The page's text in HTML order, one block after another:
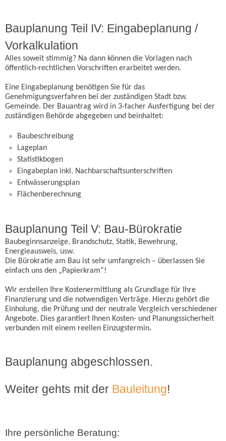
Bauplanung Teil IV: Eingabeplanung /
Vorkalkulation
Alles soweit stimmig? Na dann können die Vorlagen nach
öffentlich-rechtlichen Vorschriften erarbeitet werden.
Eine Eingabeplanung benötigen Sie für das
Genehmigungsverfahren bei der zuständigen Stadt bzw.
Gemeinde. Der Bauantrag wird in 3-facher Ausfertigung bei der
zuständigen Behörde abgegeben und beinhaltet:
Baubeschreibung
Lageplan
Statistikbogen
Eingabeplan inkl. Nachbarschaftsunterschriften
Entwässerungsplan
Flächenberechnung
Bauplanung Teil V: Bau-Bürokratie
Baubeginnsanzeige, Brandschutz, Statik, Bewehrung,
Energieausweis, usw.
Die Bürokratie am Bau ist sehr umfangreich – überlassen Sie
einfach uns den „Papierkram“!
Wir erstellen Ihre Kostenermittlung als Grundlage für Ihre
Finanzierung und die notwendigen Verträge. Hierzu gehört die
Einholung, die Prüfung und der neutrale Vergleich verschiedener
Angebote. Dies garantiert Ihnen Kosten- und Planungssicherheit
verbunden mit einem reellen Einzugstermin.
Bauplanung abgeschlossen.
Weiter gehts mit der Bauleitung!
Ihre persönliche Beratung: